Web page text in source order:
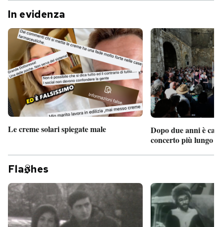
In evidenza
Le creme solari spiegate male
Dopo due anni è
concerto più lungo
Fla hes